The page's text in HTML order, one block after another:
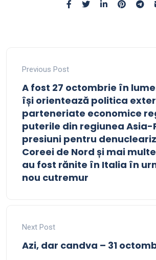
Previous Post
A fost 27 octombrie în
își orientează politica
parteneriate economice
puterile din regiunea
presiuni pentru
Coreei de Nord și mai
au fost rănite în Italia în
nou cutremur
Next Post
Azi, dar candva – 31